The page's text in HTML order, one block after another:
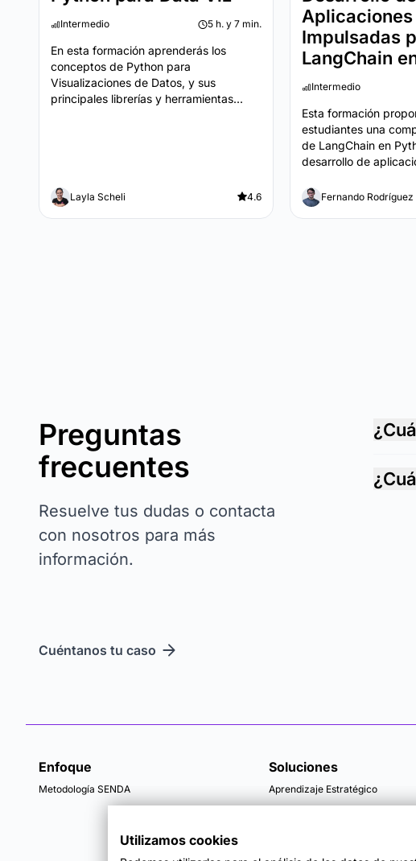
Intermedio 5 h. y 7 min.
En esta formación aprenderás los
conceptos de Python para
Visualizaciones de Datos, y sus
principales librerías y herramientas...
Layla Scheli 4.6
Aplicaciones
Impulsadas
LangChain
Intermedio
Esta formación
estudiantes una
de LangChain en
desarrollo de
Fernando Rodríguez
Preguntas
frecuentes
Resuelve tus dudas o contacta
con nosotros para más
información.
Cuéntanos tu caso
Enfoque
Metodología SENDA
Soluciones
Aprendizaje Estratégico
Utilizamos cookies